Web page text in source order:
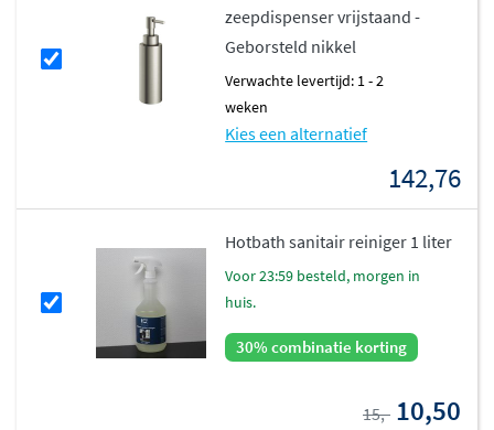
zeepdispenser vrijstaand -
Geborsteld nikkel
Verwachte levertijd: 1 - 2
weken
Kies een alternatief
142,76
Hotbath sanitair reiniger 1 liter
voor 23:59 besteld, morgen in
huis.
30% combinatie korting
15,- 10,50